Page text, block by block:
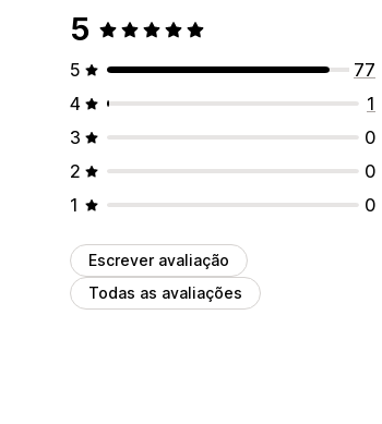
5
5
77
4
1
3
0
2
0
1
0
Escrever avaliação
Todas as avaliações